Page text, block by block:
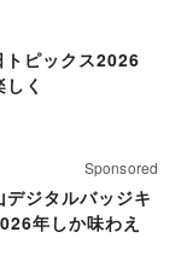
ピックス2026
く
Sponsored
ジタルバッジキ
年しか味わえ